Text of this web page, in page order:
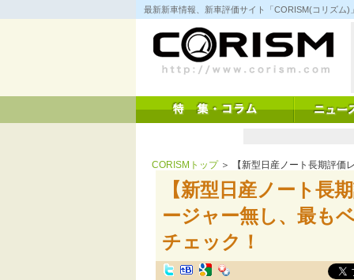
コ
ン
キ
ッ
最新新車情報、新車評価サイト「CORISM(コリズム
CORISMトップ＞ 【新型日産ノート長期評価
【新型日産ノート長
ージャー無し、最も
チェック！